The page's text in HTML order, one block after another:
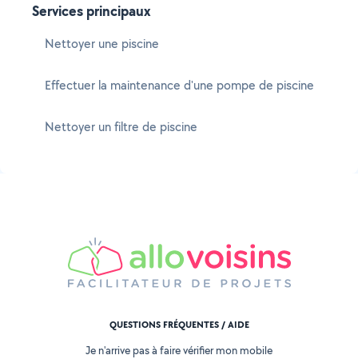
Services principaux
Nettoyer une piscine
Effectuer la maintenance d'une pompe de piscine
Nettoyer un filtre de piscine
QUESTIONS FRÉQUENTES / AIDE
Je n'arrive pas à faire vérifier mon mobile